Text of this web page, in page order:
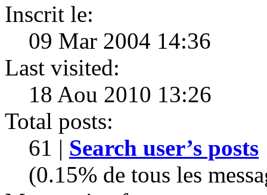
Inscrit le:
09 Mar 2004 14:36
Last visited:
18 Aou 2010 13:26
Total posts:
61 | Search user’s posts
(0.15% de tous les